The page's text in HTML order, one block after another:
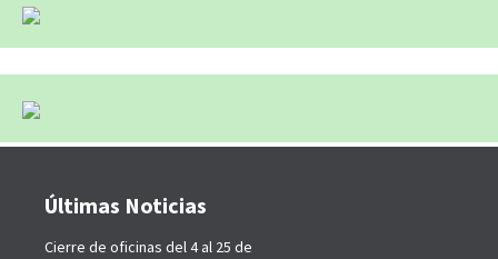
Últimas Noticias
Cierre de oficinas del 4 al 25 de